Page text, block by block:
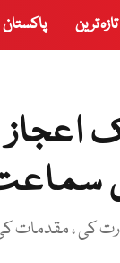
تازہ ترین پاکستان
کی ، مقدمات